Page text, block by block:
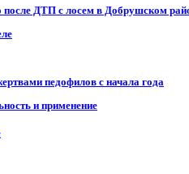
после ДТП с лосем в Добрушском
педофилов с начала года
и применение